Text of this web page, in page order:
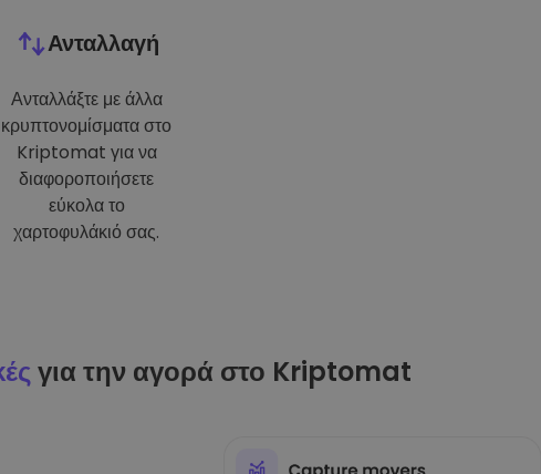
Ανταλλαγή
Ανταλλάξτε με άλλα
κρυπτονομίσματα στο
Kriptomat για να
διαφοροποιήσετε
εύκολα το
χαρτοφυλάκιό σας.
για την αγορά στο Kriptomat